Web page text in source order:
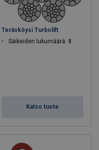
Teräsköysi Turbolift
Säikeiden lukumäärä: 8
Katso tuote